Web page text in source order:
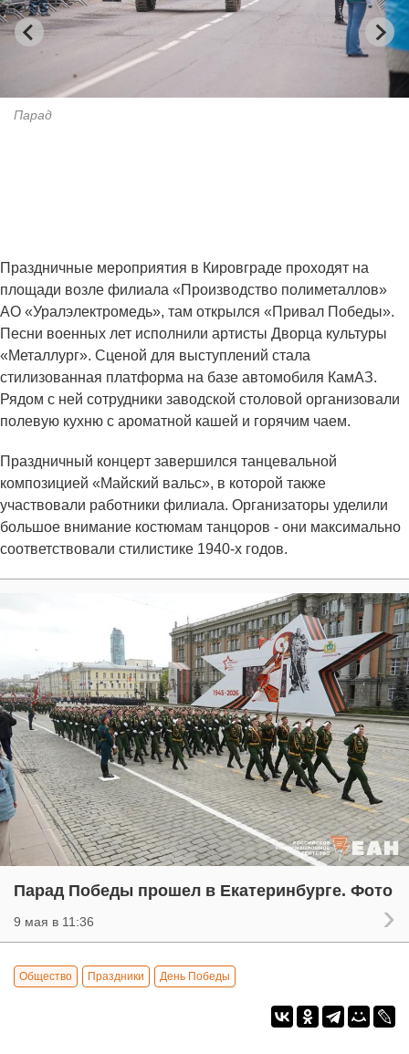
Парад
Праздничные мероприятия в Кировграде проходят на
площади возле филиала «Производство полиметаллов»
АО «Уралэлектромедь», там открылся «Привал Победы».
Песни военных лет исполнили артисты Дворца культуры
«Металлург». Сценой для выступлений стала
стилизованная платформа на базе автомобиля КамАЗ.
Рядом с ней сотрудники заводской столовой организовали
полевую кухню с ароматной кашей и горячим чаем.
Праздничный концерт завершился танцевальной
композицией «Майский вальс», в которой также
участвовали работники филиала. Организаторы уделили
большое внимание костюмам танцоров - они максимально
соответствовали стилистике 1940-х годов.
Парад Победы прошел в Екатеринбурге. Фото
9 мая в 11:36
Общество Праздники День Победы